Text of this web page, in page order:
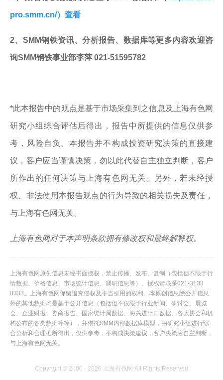
pro.smm.cn/）查看
2、SMM钢铁资讯、分析报告、数据库等更多内容欢迎咨
询SMM钢铁事业部李萍 021-51595782
*此本报告中的观点是基于市场采集到之信息及上海有色网
研究小组综合评估后得出，报告中所提供的信息仅供参
考，风险自负。本报告并不构成投资研究决策的直接建
议，客户应当谨慎决策，勿以此代替自主独立判断，客户
所作出的任何决策与上海有色网无关。另外，若未经授
权、非法使用本报告观点的行为导致的相关损失及责任，
与上海有色网无关。
上海有色网对于本声明条款拥有修改权和最终解释权。
上海有色网原创信息未经书面授权，禁止传播、发布、复制（包括但不限于行
情数据、价格信息、市场统计信息、调研信息等）。授权请联系021-3133
0333。上海有色网保留追究侵权及不当引用的权利。本原创信息除公开信息
外的其他数据均是基于公开信息（包括但不仅限于行业新闻、研讨会、展览
会、企业财报、券商报告、国家统计局数据、海关进出口数据、各大协会和机
构公布的各类数据等等），并依托SMM内部数据库模型，由研究小组进行综
合分析和合理推断得出，仅供参考，不构成决策建议，客户决策应自主判断，
与上海有色网无关。
Copyright © 2000 - 2026 上海有色网 All Rights Reserved